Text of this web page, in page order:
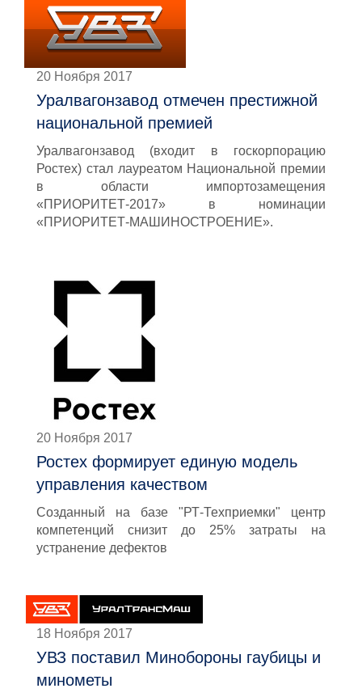
20 Ноября 2017
Уралвагонзавод отмечен престижной
национальной премией
Уралвагонзавод (входит в госкорпорацию
Ростех) стал лауреатом Национальной премии
в области импортозамещения
«ПРИОРИТЕТ-2017» в номинации
«ПРИОРИТЕТ-МАШИНОСТРОЕНИЕ».
20 Ноября 2017
Ростех формирует единую модель
управления качеством
Созданный на базе "РТ-Техприемки" центр
компетенций снизит до 25% затраты на
устранение дефектов
18 Ноября 2017
УВЗ поставил Минобороны гаубицы и
минометы